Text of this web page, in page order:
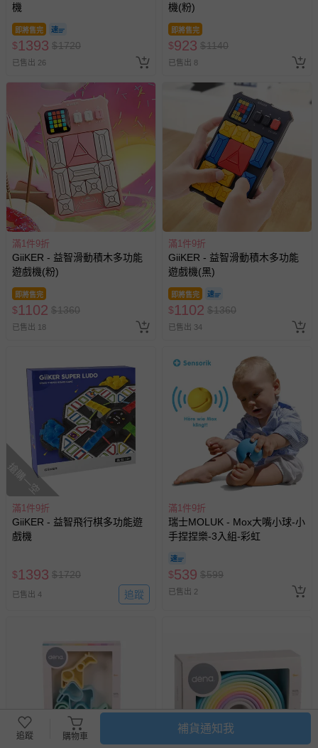
機
即將售完
$1393 $1720
已售出 26
機(粉)
即將售完
$923 $1140
已售出 8
滿1件9折
GiiKER - 益智滑動積木多功能
遊戲機(粉)
即將售完
$1102 $1360
已售出 18
滿1件9折
GiiKER - 益智滑動積木多功能
遊戲機(黑)
即將售完
$1102 $1360
已售出 34
搶購一空
滿1件9折
GiiKER - 益智飛行棋多功能遊
戲機
$1393 $1720
已售出 4 追蹤
滿1件9折
瑞士MOLUK - Mox大嘴小球-小
手捏捏樂-3入組-彩虹
$539 $599
已售出 2
追蹤 購物車
補貨通知我